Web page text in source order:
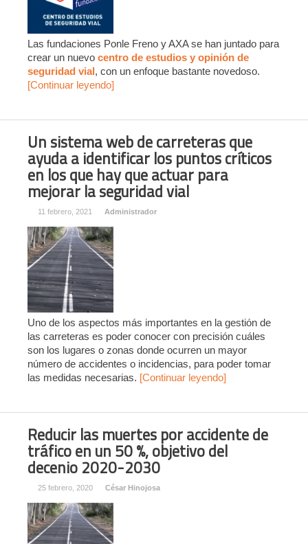
Las fundaciones Ponle Freno y AXA se han juntado para
crear un nuevo centro de estudios y opinión de
seguridad vial, con un enfoque bastante novedoso.
[Continuar leyendo]
Un sistema web de carreteras que
ayuda a identificar los puntos críticos
en los que hay que actuar para
mejorar la seguridad vial
11 febrero, 2021 Administrador
Uno de los aspectos más importantes en la gestión de
las carreteras es poder conocer con precisión cuáles
son los lugares o zonas donde ocurren un mayor
número de accidentes o incidencias, para poder tomar
las medidas necesarias. [Continuar leyendo]
Reducir las muertes por accidente de
tráfico en un 50 %, objetivo del
decenio 2020-2030
25 febrero, 2020 César Hinojosa